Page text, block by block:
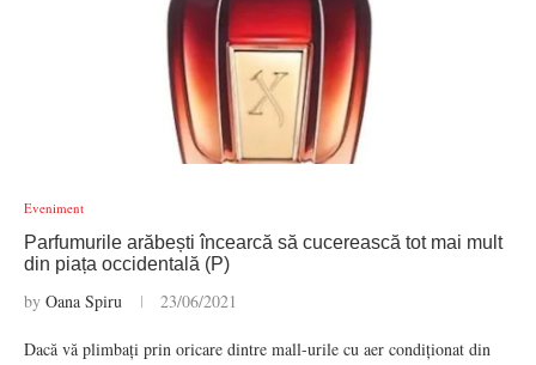
Eveniment
Parfumurile arăbești încearcă să cucerească tot mai mult
din piața occidentală (P)
by Oana Spiru 23/06/2021
Dacă vă plimbați prin oricare dintre mall-urile cu aer condiționat din